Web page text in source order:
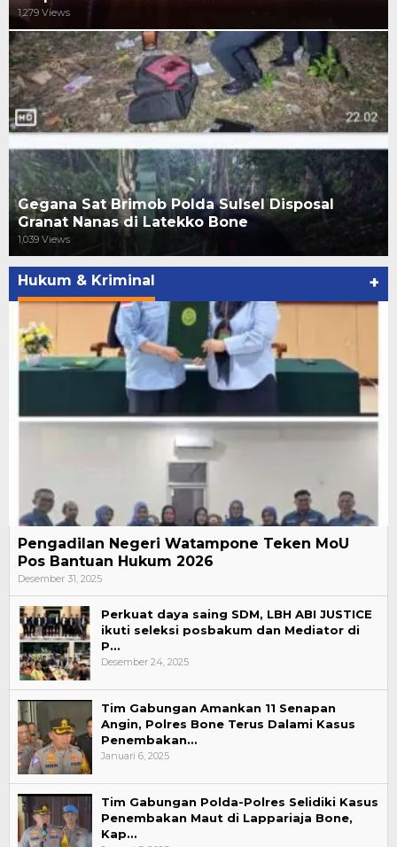
1,279 Views
Gegana Sat Brimob Polda Sulsel Disposal
Granat Nanas di Latekko Bone
1,039 Views
Hukum & Kriminal +
Pengadilan Negeri Watampone Teken MoU
Pos Bantuan Hukum 2026
Desember 31, 2025
Perkuat daya saing SDM, LBH ABI JUSTICE
ikuti seleksi posbakum dan Mediator di
P…
Desember 24, 2025
Tim Gabungan Amankan 11 Senapan
Angin, Polres Bone Terus Dalami Kasus
Penembakan…
Januari 6, 2025
Tim Gabungan Polda-Polres Selidiki Kasus
Penembakan Maut di Lappariaja Bone,
Kap…